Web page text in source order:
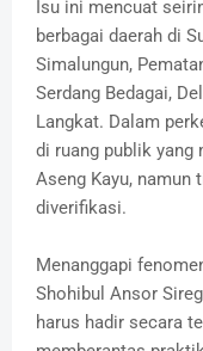
Isu ini mencuat
berbagai daerah di
Simalungun,
Serdang Bedagai,
Langkat. Dalam
di ruang publik yang
Aseng Kayu,
diverifikasi.
Menanggapi
Shohibul Ansor
harus hadir secara